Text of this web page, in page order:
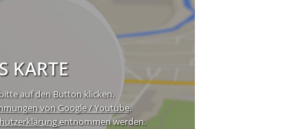
KARTE
auf den Button klicken.
von Google / Youtube.
entnommen werden.